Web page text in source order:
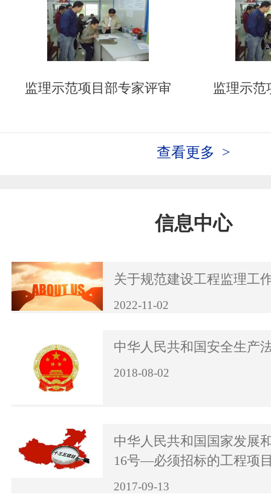
监理示范项目部专家评审 监理示范
查看更多 >
信息中心
关于规范建设工程监理工
2022-11-02
中华人民共和国安全生产
2018-08-02
中华人民共和国国家发展
16号—必须招标的工程项
2017-09-13